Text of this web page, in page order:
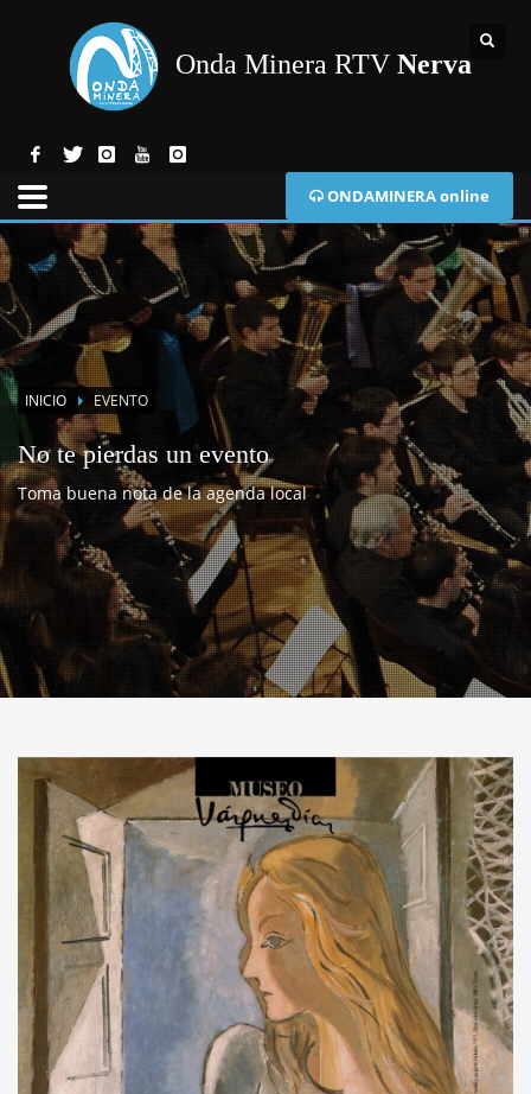
Onda Minera RTV Nerva
ONDAMINERA online
INICIO EVENTO
No te pierdas un evento
Toma buena nota de la agenda local